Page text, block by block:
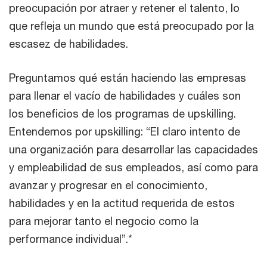
preocupación por atraer y retener el talento, lo
que refleja un mundo que está preocupado por la
escasez de habilidades.
Preguntamos qué están haciendo las empresas
para llenar el vacío de habilidades y cuáles son
los beneficios de los programas de upskilling.
Entendemos por upskilling: “El claro intento de
una organización para desarrollar las capacidades
y empleabilidad de sus empleados, así como para
avanzar y progresar en el conocimiento,
habilidades y en la actitud requerida de estos
para mejorar tanto el negocio como la
performance individual”.*